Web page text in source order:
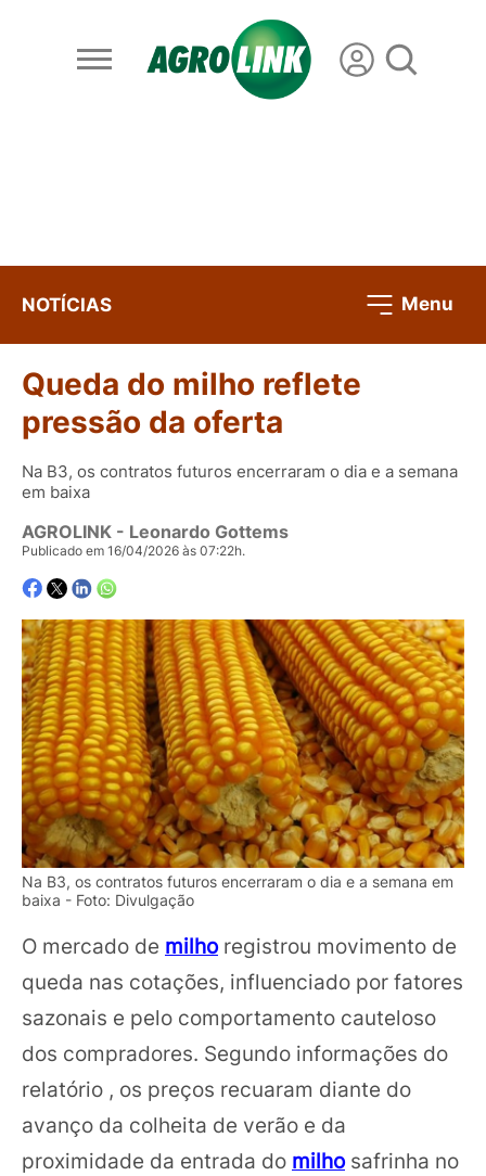
NOTÍCIAS Menu
Queda do milho reflete
pressão da oferta
Na B3, os contratos futuros encerraram o dia e a semana
em baixa
AGROLINK - Leonardo Gottems
Publicado em 16/04/2026 às 07:22h.
Na B3, os contratos futuros encerraram o dia e a semana em
baixa - Foto: Divulgação
O mercado de milhoregistrou movimento de
queda nas cotações, influenciado por fatores
sazonais e pelo comportamento cauteloso
dos compradores. Segundo informações do
relatório , os preços recuaram diante do
avanço da colheita de verão e da
proximidade da entrada do milhosafrinha no